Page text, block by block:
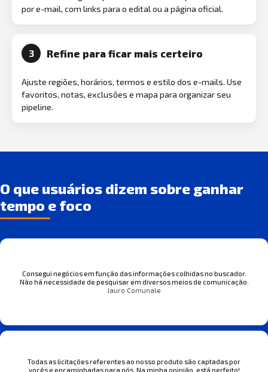
por e-mail, com links para o edital ou a página oficial.
3 Refine para ficar mais certeiro
Ajuste regiões, horários, termos e estilo dos e-mails. Use
favoritos, notas, exclusões e mapa para organizar seu
pipeline.
O que usuários dizem sobre ganhar
tempo e foco
Consegui negócios em função das informações colhidas no buscador.
Não há necessidade de pesquisar em diversos meios de comunicação.
Jauro Comunale
Todas as licitações referentes ao nosso produto são captadas por
vocês e encaminhadas para nós. Na minha opinião, está perfeito!